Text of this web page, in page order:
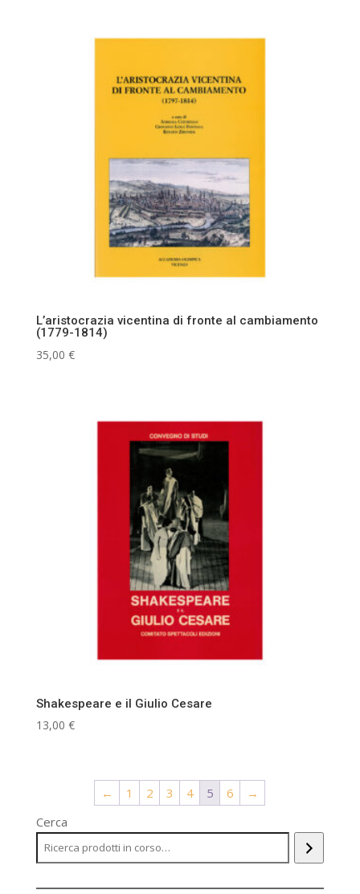
L’aristocrazia vicentina di fronte al cambiamento
(1779-1814)
35,00 €
Shakespeare e il Giulio Cesare
13,00 €
← 1 2 3 4 5 6
→
Cerca